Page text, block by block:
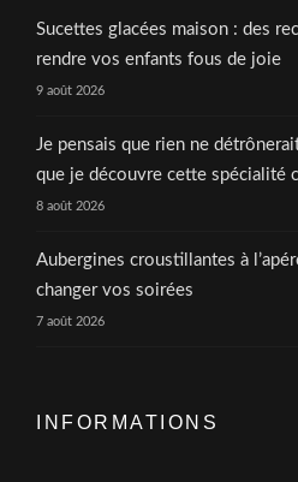
Sucettes glacées maison : des
rendre vos enfants fous de joie
9 août 2026
Je pensais que rien ne
que je découvre cette spécialité
8 août 2026
Aubergines croustillantes à
changer vos soirées
7 août 2026
INFORMATIONS